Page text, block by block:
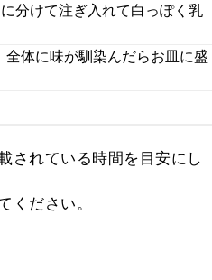
分けて注ぎ入れて白っぽく乳
体に味が馴染んだらお皿に盛
されている時間を目安にし
ください。